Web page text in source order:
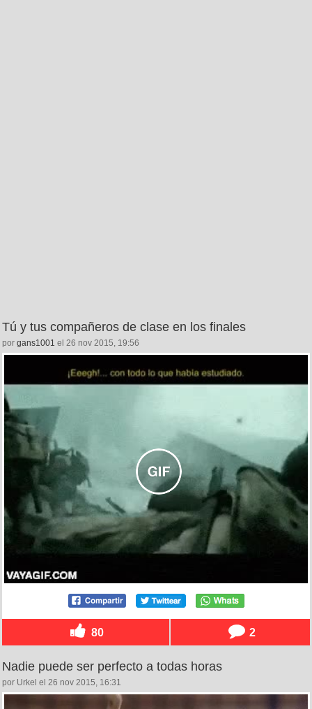
Tú y tus compañeros de clase en los finales
por gans1001 el 26 nov 2015, 19:56
80 2
Nadie puede ser perfecto a todas horas
por Urkel el 26 nov 2015, 16:31